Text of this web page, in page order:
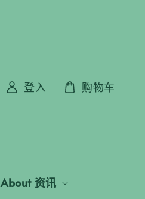
About 资讯
登入 购物车